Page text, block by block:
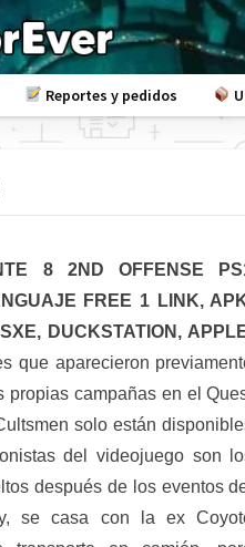
Reportes y pedidos
8 2ND OFFENSE
FREE 1 LINK,
DUCKSTATION,
que aparecieron
propias campañas en el
solo están
del videojuego son
después de los eventos
se casa con la ex